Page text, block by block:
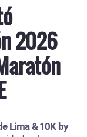
2026
Lima & 10K by